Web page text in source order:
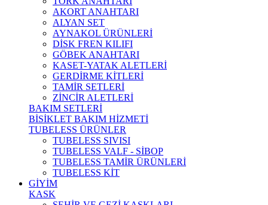
AKORT ANAHTARI
ALYAN SET
AYNAKOL ÜRÜNLERİ
DİSK FREN KILIFI
GÖBEK ANAHTARI
KASET-YATAK ALETLERİ
GERDİRME KİTLERİ
TAMİR SETLERİ
ZİNCİR ALETLERİ
BAKIM SETLERİ
BİSİKLET BAKIM HİZMETİ
TUBELESS ÜRÜNLER
TUBELESS SIVISI
TUBELESS VALF - SİBOP
TUBELESS TAMİR ÜRÜNLERİ
TUBELESS KİT
GİYİM
KASK